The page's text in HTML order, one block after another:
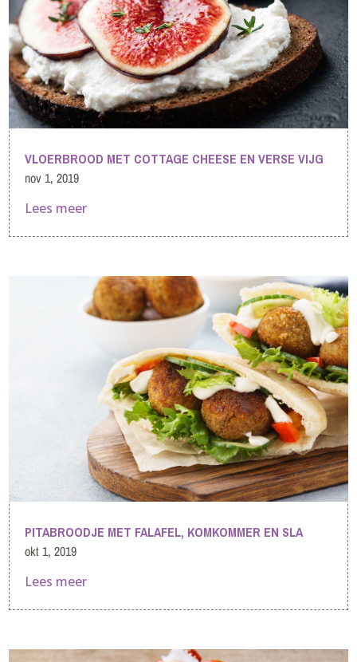
VLOERBROOD MET COTTAGE CHEESE EN VERSE VIJG
nov 1, 2019
Lees meer
PITABROODJE MET FALAFEL, KOMKOMMER EN SLA
okt 1, 2019
Lees meer